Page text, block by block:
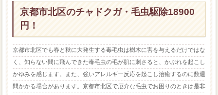
京都市北区のチャドクガ・毛虫駆除18900
円！
京都市北区でも春と秋に大発生する毒毛虫は樹木に害を与えるだけではな
く、知らない間に飛んできた毒毛虫の毛が肌に刺さると、かぶれを起こし
かゆみを感じます。また、強いアレルギー反応を起こし治癒するのに数週
間かかる場合があります。京都市北区で厄介な毛虫でお困りのときは是非